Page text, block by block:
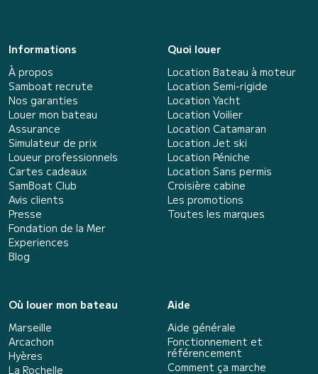
Informations
À propos
Samboat recrute
Nos garanties
Louer mon bateau
Assurance
Simulateur de prix
Loueur professionnels
Cartes cadeaux
SamBoat Club
Avis clients
Presse
Fondation de la Mer
Experiences
Blog
Quoi louer
Location Bateau à moteur
Location Semi-rigide
Location Yacht
Location Voilier
Location Catamaran
Location Jet ski
Location Péniche
Location Sans permis
Croisière cabine
Les promotions
Toutes les marques
Où louer mon bateau
Marseille
Arcachon
Hyères
La Rochelle
Aide
Aide générale
Fonctionnement et
référencement
Comment ça marche